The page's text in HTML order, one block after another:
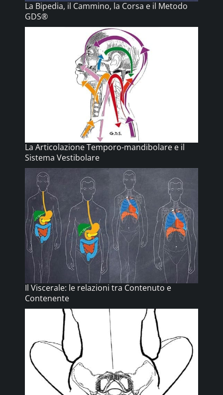
La Bipedia, il Cammino, la Corsa e il Metodo
GDS®
La Articolazione Temporo-mandibolare e il
Sistema Vestibolare
Il Viscerale: le relazioni tra Contenuto e
Contenente